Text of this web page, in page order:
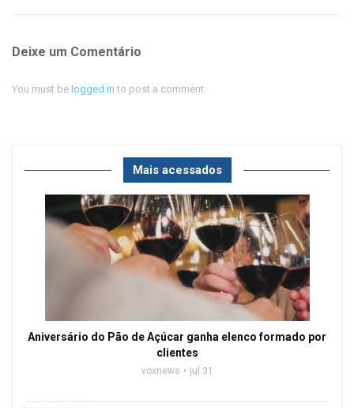
Deixe um Comentário
You must be logged in to post a comment.
Mais acessados
Aniversário do Pão de Açúcar ganha elenco formado por
clientes
voxnews jul 31